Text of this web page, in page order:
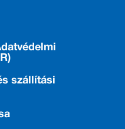
szállítási